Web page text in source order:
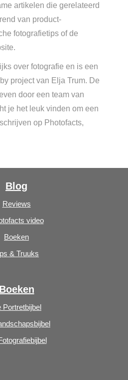
artikelen die gerelateerd
van product-
fotografietips of de
over fotografie en is een
project van Elja Trum. De
door een team van
je het leuk vinden om een
op Photofacts,
Blog
Reviews
video
Boeken
& Truuks
Boeken
Portretbijbel